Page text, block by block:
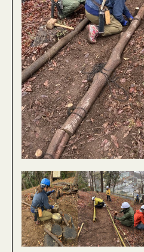
ピックアップコンテンツ
お知らせ
イベント情報
What’s New
東京にこそ緑が必要
交付金事業・普及啓発事業
ボランティア団体等への
緑化運動ポスター原画募集
企業の皆様の緑化活動に
報告事項
緑の募金計画及び結果の